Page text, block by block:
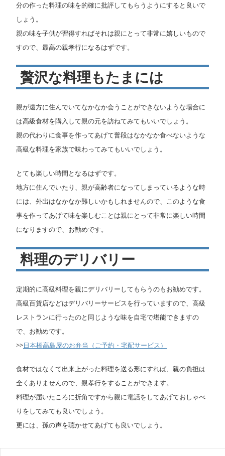
分の作った料理の味を的確に批評してもらうようにすると良いで
しょう。
親の味を子供が習得すればそれは親にとって非常に嬉しいもので
すので、最高の親孝行になるはずです。
贅沢な料理もたまには
親が遠方に住んでいてなかなか会うことができないような場合に
は高級食材を購入して親の元を訪ねてみてもいいでしょう。
親の代わりに食事を作ってあげて普段はなかなか食べないような
高級な料理を家族で味わってみてもいいでしょう。
とても楽しい時間となるはずです。
地方に住んでいたり、親が高齢者になってしまっているような時
には、外出はなかなか難しいかもしれませんので、このような食
事を作ってあげて味を楽しむことは親にとって非常に楽しい時間
になりますので、お勧めです。
料理のデリバリー
定期的に高級料理を親にデリバリーしてもらうのもお勧めです。
高級百貨店などはデリバリーサービスを行っていますので、高級
レストランに行ったのと同じような味を自宅で堪能できますの
で、お勧めです。
>>日本橋高島屋のお弁当（ご予約・宅配サービス）
食材ではなくて出来上がった料理を送る形にすれば、親の負担は
全くありませんので、親孝行をすることができます。
料理が届いたころに折角ですから親に電話をしてあげておしゃべ
りをしてみても良いでしょう。
更には、孫の声を聴かせてあげても良いでしょう。